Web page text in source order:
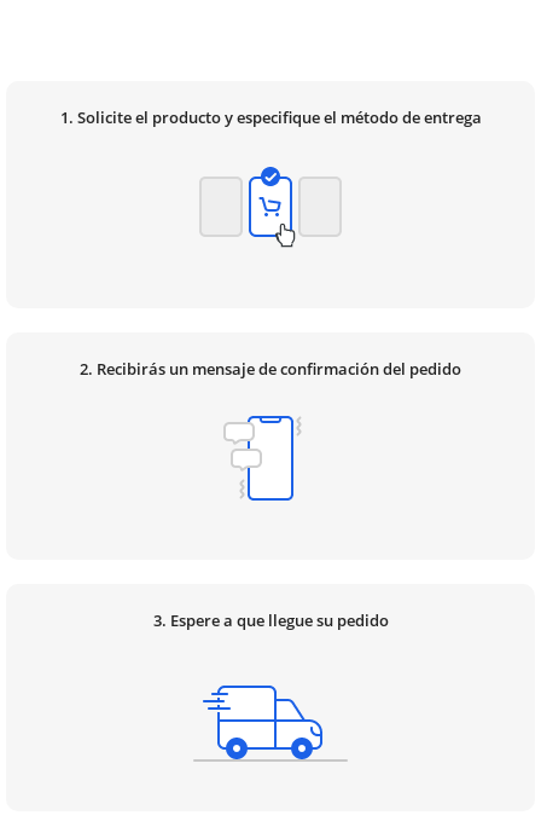
1. Solicite el producto y especifique el método de entrega
2. Recibirás un mensaje de confirmación del pedido
3. Espere a que llegue su pedido